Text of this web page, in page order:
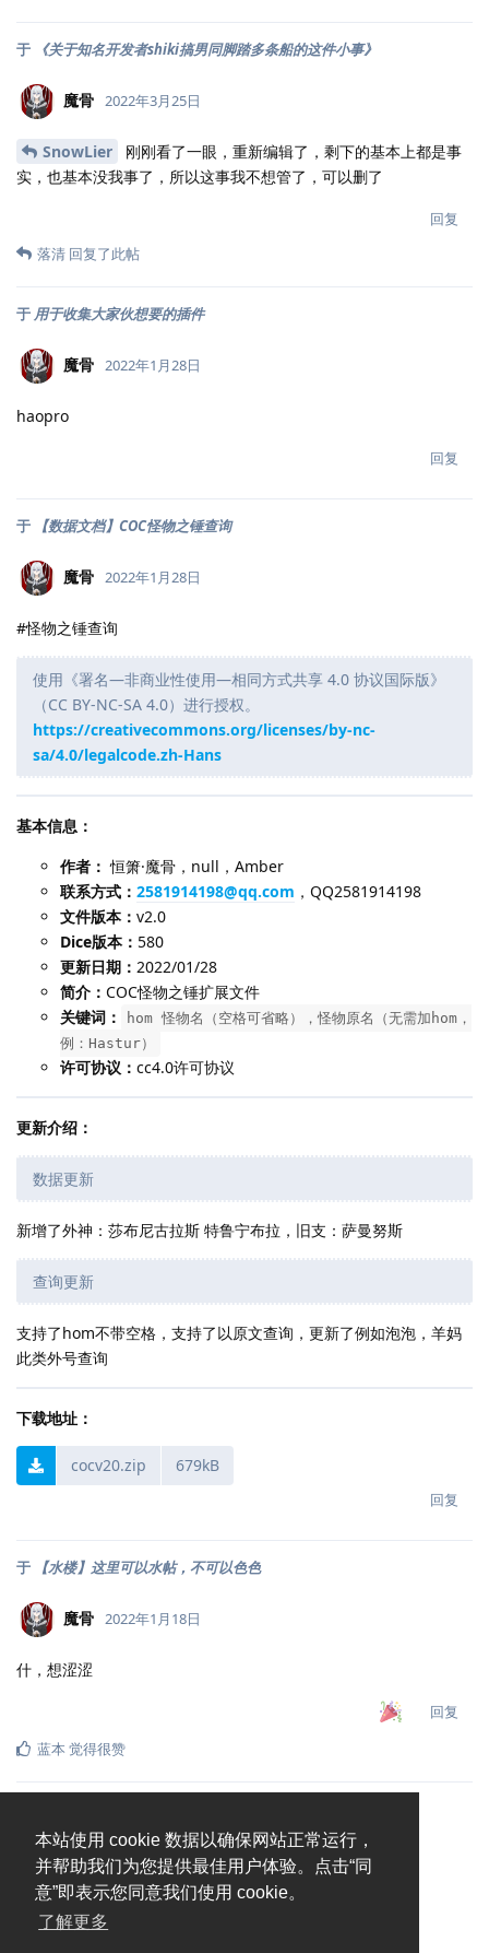
本站使用 cookie 数据以确保网站正常运行，
并帮助我们为您提供最佳用户体验。点击“同
意”即表示您同意我们使用 cookie。
了解更多
于 《关于知名开发者shiki搞男同脚踏多条船的这件小事》
魔骨 2022年3月25日
SnowLier
刚刚看了一眼，重新编辑了，剩下的基本上都是事
实，也基本没我事了，所以这事我不想管了，可以删了
回复
落清 回复了此帖
于 用于收集大家伙想要的插件
魔骨 2022年1月28日
haopro
回复
于 【数据文档】COC怪物之锤查询
魔骨 2022年1月28日
#怪物之锤查询
使用《署名—非商业性使用—相同方式共享 4.0 协议国际版》
（CC BY-NC-SA 4.0）进行授权。
https://creativecommons.org/licenses/by-nc-
sa/4.0/legalcode.zh-Hans
基本信息：
作者： 恒箫·魔骨，null，Amber
联系方式： 2581914198@qq.com ，QQ2581914198
文件版本： v2.0
Dice版本： 580
更新日期： 2022/01/28
简介： COC怪物之锤扩展文件
关键词：
hom 怪物名（空格可省略），怪物原名（无需加hom，
例：Hastur）
许可协议： cc4.0许可协议
更新介绍：
数据更新
新增了外神：莎布尼古拉斯 特鲁宁布拉，旧支：萨曼努斯
查询更新
支持了hom不带空格，支持了以原文查询，更新了例如泡泡，羊妈
此类外号查询
下载地址：
cocv20.zip 679kB
回复
于 【水楼】这里可以水帖，不可以色色
魔骨 2022年1月18日
什，想涩涩
回复
蓝本 觉得很赞